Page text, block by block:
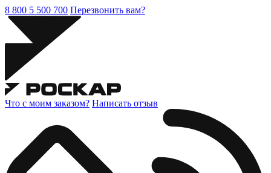
8 800 5 500 700 Перезвонить вам?
Что с моим заказом? Написать отзыв